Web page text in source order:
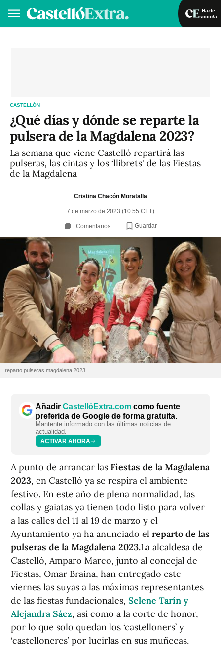
Hazte
socio/a
CASTELLÓN
¿Qué días y dónde se reparte la
pulsera de la Magdalena 2023?
La semana que viene Castelló repartirá las
pulseras, las cintas y los ‘llibrets' de las Fiestas
de la Magdalena
Cristina Chacón Moratalla
7 de marzo de 2023 (10:55 CET)
Comentarios Guardar
reparto pulseras magdalena 2023
Añadir CastellóExtra.com como fuente
preferida de Google de forma gratuita.
Mantente informado con las últimas noticias de
actualidad.
ACTIVAR AHORA
A punto de arrancar las Fiestas de la Magdalena
2023, en Castelló ya se respira el ambiente
festivo. En este año de plena normalidad, las
collas y gaiatas ya tienen todo listo para volver
a las calles del 11 al 19 de marzo y el
Ayuntamiento ya ha anunciado el reparto de las
pulseras de la Magdalena 2023.La alcaldesa de
Castelló, Amparo Marco, junto al concejal de
Fiestas, Omar Braina, han entregado este
viernes las suyas a las máximas representantes
de las fiestas fundacionales, Selene Tarín y
Alejandra Sáez, así como a la corte de honor,
por lo que solo quedan los ‘castelloners’ y
‘castelloneres’ por lucirlas en sus muñecas.